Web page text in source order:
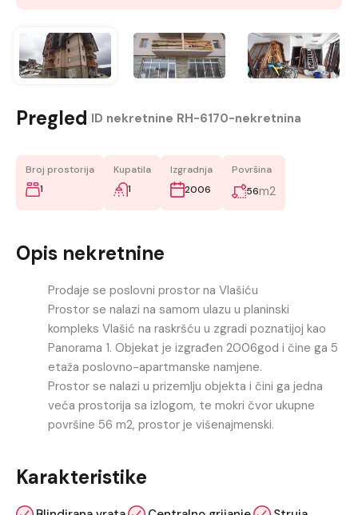
Pregled ID nekretnine RH-6170-nekretnina
Broj prostorija
1
Kupatila
1
Izgradnja
2006
Površina
56m2
Opis nekretnine
Prodaje se poslovni prostor na Vlašiću
Prostor se nalazi na samom ulazu u planinski
kompleks Vlašić na raskršću u zgradi poznatijoj kao
Panorama 1. Objekat je izgrađen 2006god i čine ga 5
etaža poslovno-apartmanske namjene.
Prostor se nalazi u prizemlju objekta i čini ga jedna
veća prostorija sa izlogom, te mokri čvor ukupne
površine 56 m2, prostor je višenajmenski.
Karakteristike